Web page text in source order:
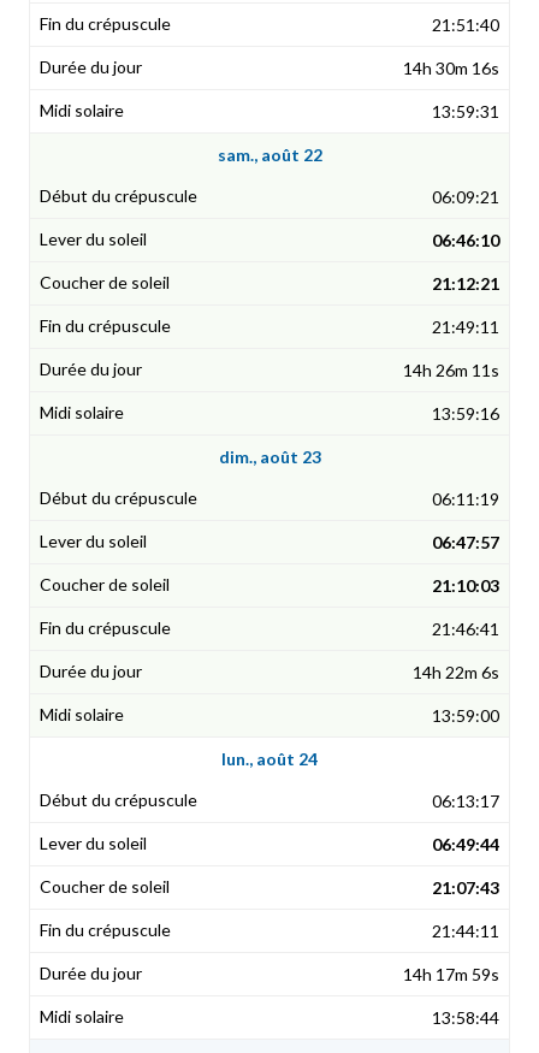
21:51:40
14h 30m 16s
13:59:31
sam., août 22
06:09:21
06:46:10
21:12:21
21:49:11
14h 26m 11s
13:59:16
dim., août 23
06:11:19
06:47:57
21:10:03
21:46:41
14h 22m 6s
13:59:00
lun., août 24
06:13:17
06:49:44
21:07:43
21:44:11
14h 17m 59s
13:58:44